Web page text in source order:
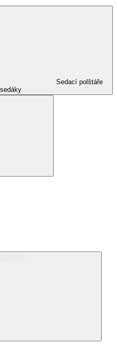
Sedací polštáře